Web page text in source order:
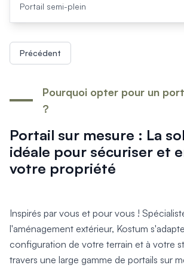
Portail semi-plein
Précédent
Portail sur mesure : La
idéale pour sécuriser et
votre propriété
Pourquoi opter pour un
?
Inspirés par vous et pour vous !
l'aménagement extérieur, Kostum
configuration de votre terrain et à votre
travers une large gamme de portails sur